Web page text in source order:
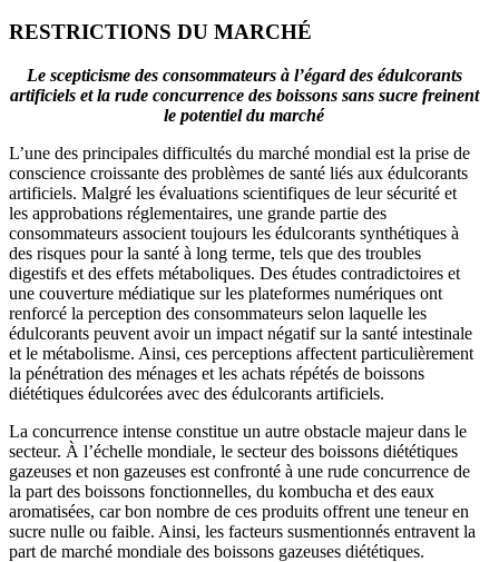
RESTRICTIONS DU MARCHÉ
Le scepticisme des consommateurs à l’égard des édulcorants
artificiels et la rude concurrence des boissons sans sucre freinent
le potentiel du marché
L’une des principales difficultés du marché mondial est la prise de
conscience croissante des problèmes de santé liés aux édulcorants
artificiels. Malgré les évaluations scientifiques de leur sécurité et
les approbations réglementaires, une grande partie des
consommateurs associent toujours les édulcorants synthétiques à
des risques pour la santé à long terme, tels que des troubles
digestifs et des effets métaboliques. Des études contradictoires et
une couverture médiatique sur les plateformes numériques ont
renforcé la perception des consommateurs selon laquelle les
édulcorants peuvent avoir un impact négatif sur la santé intestinale
et le métabolisme. Ainsi, ces perceptions affectent particulièrement
la pénétration des ménages et les achats répétés de boissons
diététiques édulcorées avec des édulcorants artificiels.
La concurrence intense constitue un autre obstacle majeur dans le
secteur. À l’échelle mondiale, le secteur des boissons diététiques
gazeuses et non gazeuses est confronté à une rude concurrence de
la part des boissons fonctionnelles, du kombucha et des eaux
aromatisées, car bon nombre de ces produits offrent une teneur en
sucre nulle ou faible. Ainsi, les facteurs susmentionnés entravent la
part de marché mondiale des boissons gazeuses diététiques.